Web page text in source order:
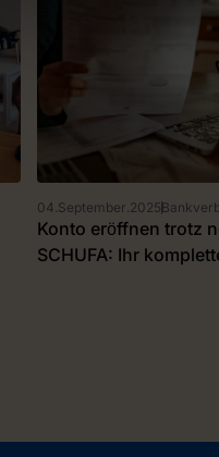
04.September .2025
Konto eröffnen trotz
SCHUFA: Ihr